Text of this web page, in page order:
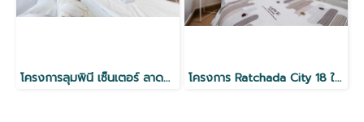
โครงการลุมพินี เซ็นเตอร์ ลาดพร้าว 111 ใกล้ MRT โครงการ Ratchada City 18 ใกล้ MRT ห้วยขวาง